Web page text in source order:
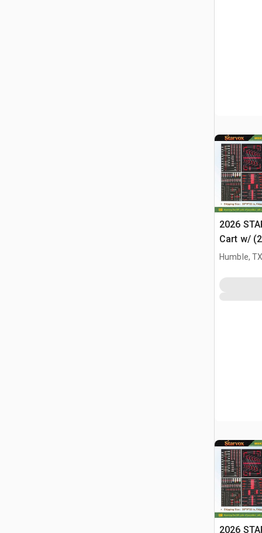
2026
Cart w/
Różne
Humble,
2026